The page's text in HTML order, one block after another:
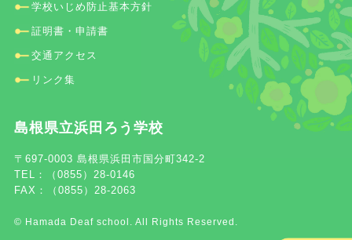
学校いじめ防止基本方針
証明書・申請書
交通アクセス
リンク集
島根県立浜田ろう学校
〒697-0003 島根県浜田市国分町342-2
TEL：（0855）28-0146
FAX：（0855）28-2063
© Hamada Deaf school. All Rights Reserved.